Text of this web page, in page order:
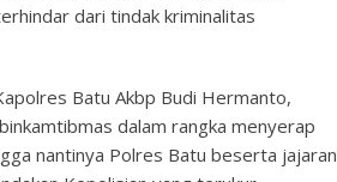
dari tindak kriminalitas
Batu Akbp Budi Hermanto,
dalam rangka menyerap
nantinya Polres Batu beserta jajaran